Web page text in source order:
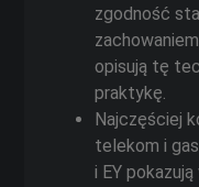
zgodność
opisują tę
praktykę.
Najczęściej
telekom i
i EY